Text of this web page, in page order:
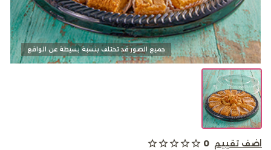
كحك وبسكويت
الالبان
من نحن
جميع الصور قد تختلف بنسبة بسيطة عن الواقع
اضف تقييم 0
star_outline
star_outline
star_outline
star_outline
star_outline